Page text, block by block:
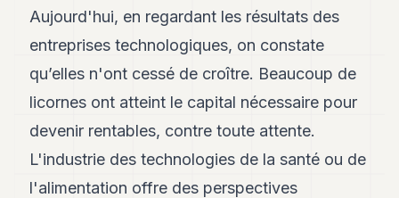
Aujourd'hui, en regardant les résultats des
entreprises technologiques, on constate
qu’elles n'ont cessé de croître. Beaucoup de
licornes ont atteint le capital nécessaire pour
devenir rentables, contre toute attente.
L'industrie des technologies de la santé ou de
l'alimentation offre des perspectives